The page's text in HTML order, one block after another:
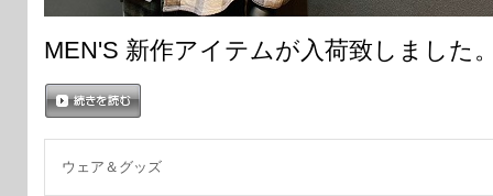
MEN'S 新作アイテムが入荷致しました
ウェア＆グッズ